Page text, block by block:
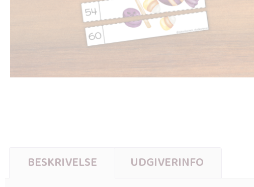
BESKRIVELSE UDGIVERINFO